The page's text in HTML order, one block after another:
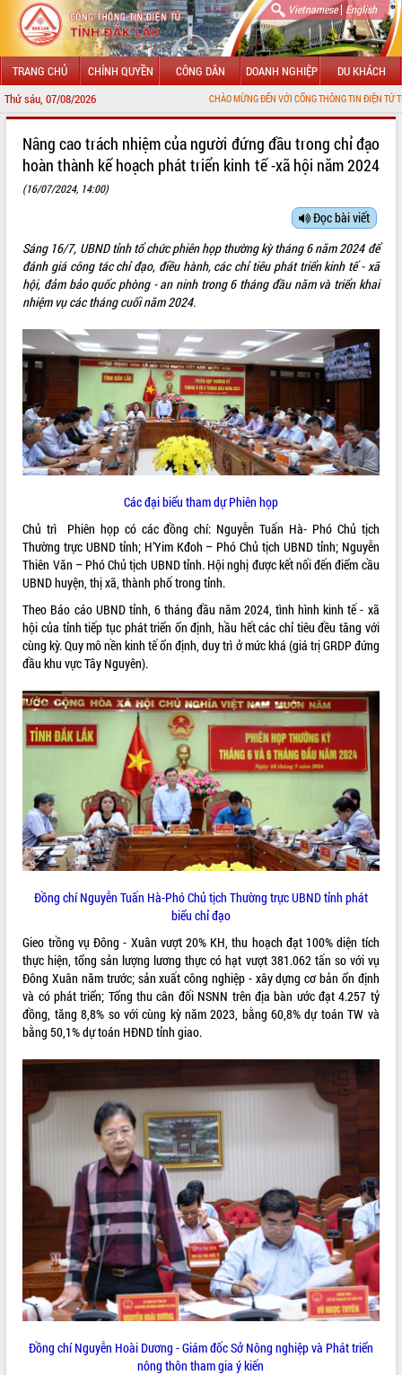
Vietnamese| English
TRANG CHỦ CHÍNH QUYỀN CÔNG DÂN DOANH NGHIỆP DU KHÁCH
Thứ sáu, 07/08/2026 CHÀO MỪNG ĐẾN VỚI CỔNG THÔNG TIN ĐIỆN TỬ TỈNH ĐẮK LẮK
LÃNH ĐẠO UBND TỈNH
SỞ, BAN, NGÀNH
UBND CÁC XÃ, PHƯỜNG
HỆ THỐNG VĂN BẢN
VĂN BẢN HĐND TỈNH
ĐIỂM TIN VĂN BẢN
QUY HOẠCH - KẾ HOẠCH
VIDEO
Không có file video nào để phát.
ALBUM ẢNH
THỐNG KÊ TRUY CẬP
Hôm nay:
2311
Tất cả:
66047634
Nâng cao trách nhiệm của người đứng đầu trong chỉ đạo
hoàn thành kế hoạch phát triển kinh tế -xã hội năm 2024
(16/07/2024, 14:00)
Đọc bài viết
Sáng 16/7, UBND tỉnh tổ chức phiên họp thường kỳ tháng 6 năm 2024 để
đánh giá công tác chỉ đạo, điều hành, các chỉ tiêu phát triển kinh tế - xã
hội, đảm bảo quốc phòng - an ninh trong 6 tháng đầu năm và triển khai
nhiệm vụ các tháng cuối năm 2024.
Các đại biểu tham dự Phiên họp
Chủ trì Phiên họp có các đồng chí: Nguyễn Tuấn Hà- Phó Chủ tịch
Thường trực UBND tỉnh; H’Yim Kđoh – Phó Chủ tịch UBND tỉnh; Nguyễn
Thiên Văn – Phó Chủ tịch UBND tỉnh. Hội nghị được kết nối đến điểm cầu
UBND huyện, thị xã, thành phố trong tỉnh.
Theo Báo cáo UBND tỉnh, 6 tháng đầu năm 2024, tình hình kinh tế - xã
hội của tỉnh tiếp tục phát triển ổn định, hầu hết các chỉ tiêu đều tăng với
cùng kỳ. Quy mô nền kinh tế ổn định, duy trì ở mức khá (giá trị GRDP đứng
đầu khu vực Tây Nguyên).
Đồng chí Nguyễn Tuấn Hà-Phó Chủ tịch Thường trực UBND tỉnh phát
biểu chỉ đạo
Gieo trồng vụ Đông - Xuân vượt 20% KH, thu hoạch đạt 100% diện tích
thực hiện, tổng sản lượng lương thực có hạt vượt 381.062 tấn so với vụ
Đông Xuân năm trước; sản xuất công nghiệp - xây dựng cơ bản ổn định
và có phát triển; Tổng thu cân đối NSNN trên địa bàn ước đạt 4.257 tỷ
đồng, tăng 8,8% so với cùng kỳ năm 2023, bằng 60,8% dự toán TW và
bằng 50,1% dự toán HĐND tỉnh giao.
Đồng chí Nguyễn Hoài Dương - Giám đốc Sở Nông nghiệp và Phát triển
nông thôn tham gia ý kiến